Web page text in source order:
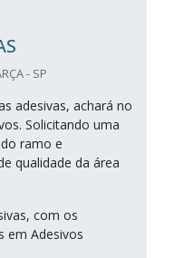
- SP
adesivas, achará no
Solicitando uma
ramo e
qualidade da área
com os
em Adesivos